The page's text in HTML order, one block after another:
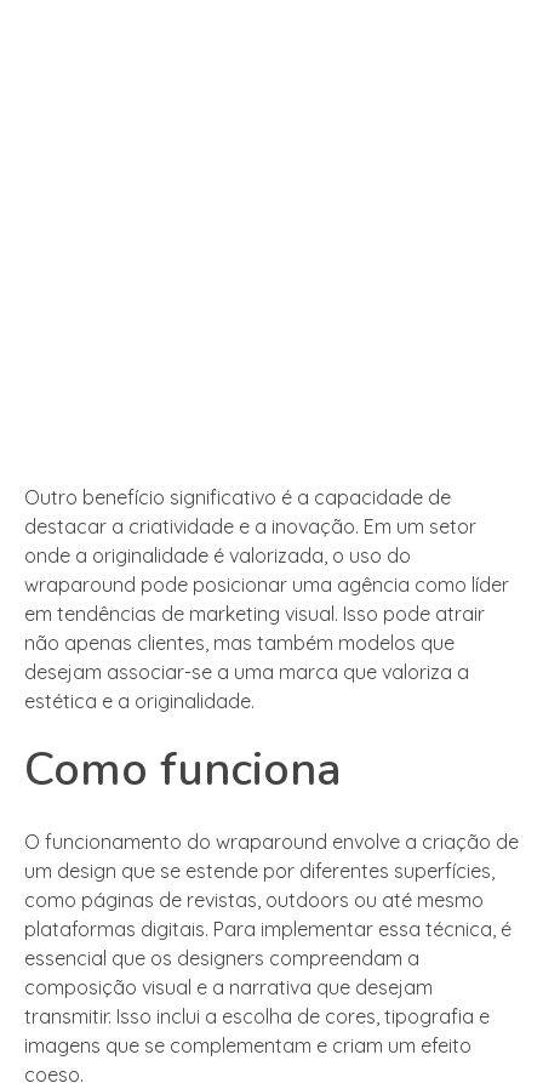
Outro benefício significativo é a capacidade de
destacar a criatividade e a inovação. Em um setor
onde a originalidade é valorizada, o uso do
wraparound pode posicionar uma agência como líder
em tendências de marketing visual. Isso pode atrair
não apenas clientes, mas também modelos que
desejam associar-se a uma marca que valoriza a
estética e a originalidade.
Como funciona
O funcionamento do wraparound envolve a criação de
um design que se estende por diferentes superfícies,
como páginas de revistas, outdoors ou até mesmo
plataformas digitais. Para implementar essa técnica, é
essencial que os designers compreendam a
composição visual e a narrativa que desejam
transmitir. Isso inclui a escolha de cores, tipografia e
imagens que se complementam e criam um efeito
coeso.